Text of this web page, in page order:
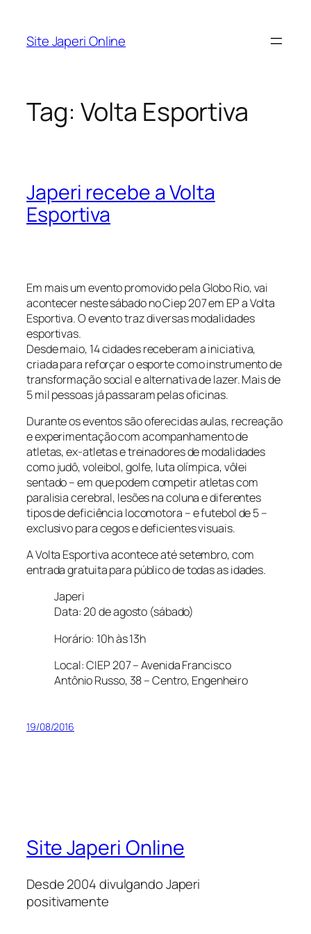
Site Japeri Online
Tag: Volta Esportiva
Japeri recebe a Volta
Esportiva
Em mais um evento promovido pela Globo Rio, vai
acontecer neste sábado no Ciep 207 em EP a Volta
Esportiva. O evento traz diversas modalidades
esportivas.
Desde maio, 14 cidades receberam a iniciativa,
criada para reforçar o esporte como instrumento de
transformação social e alternativa de lazer. Mais de
5 mil pessoas já passaram pelas oficinas.
Durante os eventos são oferecidas aulas, recreação
e experimentação com acompanhamento de
atletas, ex-atletas e treinadores de modalidades
como judô, voleibol, golfe, luta olímpica, vôlei
sentado – em que podem competir atletas com
paralisia cerebral, lesões na coluna e diferentes
tipos de deficiência locomotora – e futebol de 5 –
exclusivo para cegos e deficientes visuais.
A Volta Esportiva acontece até setembro, com
entrada gratuita para público de todas as idades.
Japeri
Data: 20 de agosto (sábado)
Horário: 10h às 13h
Local: CIEP 207 – Avenida Francisco
Antônio Russo, 38 – Centro, Engenheiro
19/08/2016
Site Japeri Online
Desde 2004 divulgando Japeri
positivamente